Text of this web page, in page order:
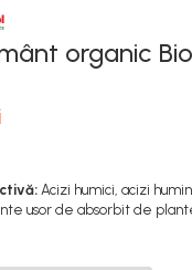
organic
Acizi humici, acizi
usor de absorbit de